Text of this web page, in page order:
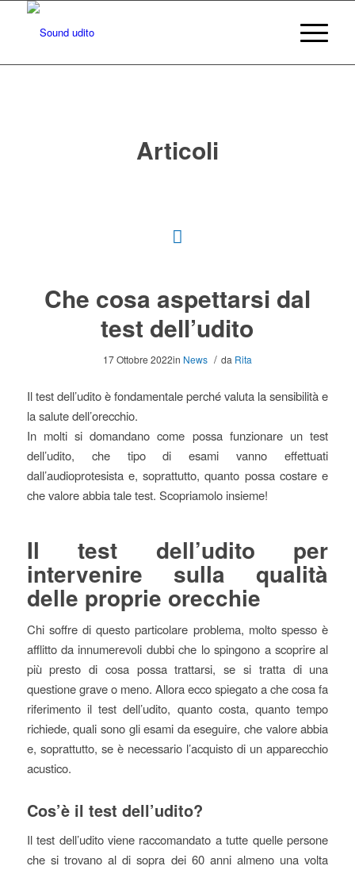
Articoli
Che cosa aspettarsi dal
test dell’udito
17 Ottobre 2022in News / da Rita
Il test dell’udito è fondamentale perché valuta la sensibilità e
la salute dell’orecchio.
In molti si domandano come possa funzionare un test
dell’udito, che tipo di esami vanno effettuati
dall’audioprotesista e, soprattutto, quanto possa costare e
che valore abbia tale test. Scopriamolo insieme!
Il test dell’udito per
intervenire sulla qualità
delle proprie orecchie
Chi soffre di questo particolare problema, molto spesso è
afflitto da innumerevoli dubbi che lo spingono a scoprire al
più presto di cosa possa trattarsi, se si tratta di una
questione grave o meno. Allora ecco spiegato a che cosa fa
riferimento il test dell’udito, quanto costa, quanto tempo
richiede, quali sono gli esami da eseguire, che valore abbia
e, soprattutto, se è necessario l’acquisto di un apparecchio
acustico.
Cos’è il test dell’udito?
Il test dell’udito viene raccomandato a tutte quelle persone
che si trovano al di sopra dei 60 anni almeno una volta